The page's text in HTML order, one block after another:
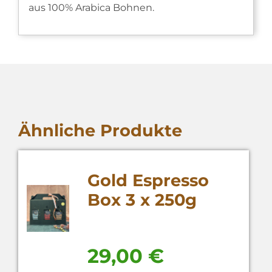
aus 100% Arabica Bohnen.
Ähnliche Produkte
Gold Espresso
Box 3 x 250g
29,00 €